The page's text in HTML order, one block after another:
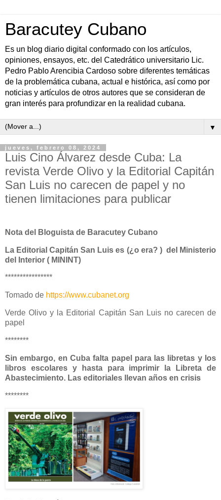
Baracutey Cubano
Es un blog diario digital conformado con los artículos,
opiniones, ensayos, etc. del Catedrático universitario Lic.
Pedro Pablo Arencibia Cardoso sobre diferentes temáticas
de la problemática cubana, actual e histórica, así como por
noticias y artículos de otros autores que se consideran de
gran interés para profundizar en la realidad cubana.
▼
jueves, febrero 08, 2024
Luis Cino Álvarez desde Cuba: La
revista Verde Olivo y la Editorial Capitán
San Luis no carecen de papel y no
tienen limitaciones para publicar
Nota del Bloguista de Baracutey Cubano
La Editorial Capitán San Luis es (¿o era? ) del Ministerio
del Interior ( MININT)
****************
Tomado de https://www.cubanet.org
Verde Olivo y la Editorial Capitán San Luis no carecen de
papel
********
Sin embargo, en Cuba falta papel para las libretas y los
libros escolares y hasta para imprimir la Libreta de
Abastecimiento. Las editoriales llevan años en crisis
********